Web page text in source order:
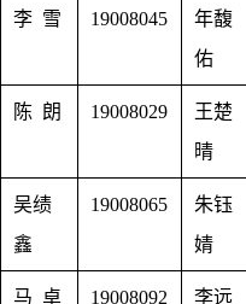
李 雪 19008045
年馥
佑
陈 朗 19008029
王楚
晴
吴绩
鑫
19008065
朱钰
婧
马 卓 19008092
李远